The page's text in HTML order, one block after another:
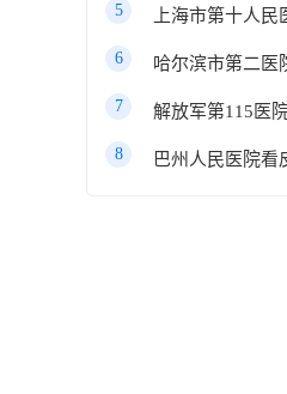
5
6
7 解放军第115医
8 巴州人民医院看